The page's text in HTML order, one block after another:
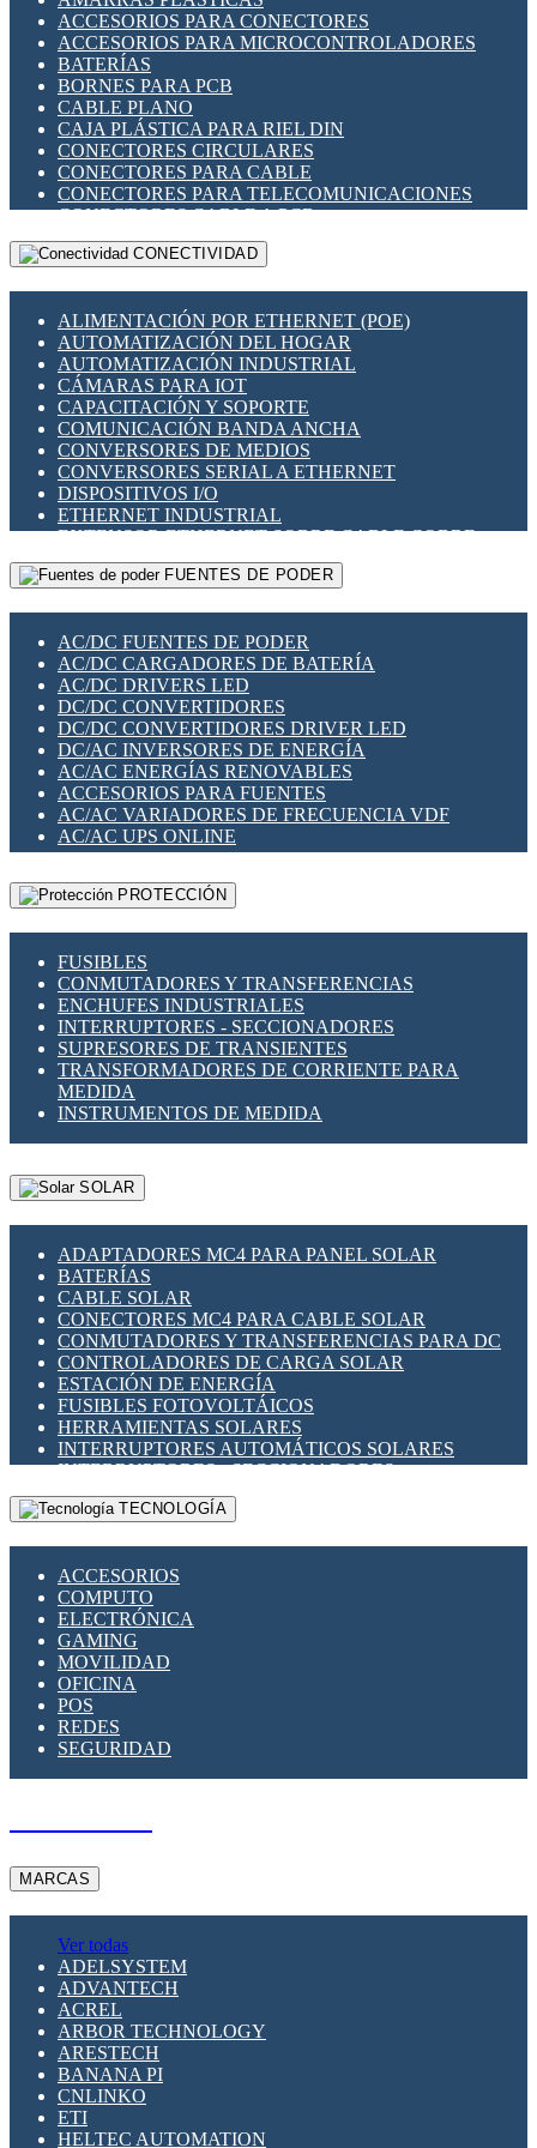
INDICADORES PARA PANEL
INTERFACES DE RELÉ
INTERRUPTORES FIN DE CARRERA
LLAVES CONMUTADORAS
MEDIDORES DE ENERGÍA Y TC'S DE CORRIENTE
MOTORES PASO A PASO
PANTALLAS HMI
PLC -CONTROLADORES LÓGICO PROGRAMABLES
PROGRAMADORES DE HORARIO
RELÉS DE PROTECCIÓN
SENSORES CAPACITIVOS
SENSORES INDUCTIVOS
TEMPORIZADORES
VARIACS
VARIADORES DE FRECUENCIA [VDF]
SECCIONADORES - INTERRUPTORES
MAQUINARIA
ACCESORIOS PARA CONECTORES
ACCESORIOS PARA MICROCONTROLADORES
BATERÍAS
BORNES PARA PCB
CABLE PLANO
CAJA PLÁSTICA PARA RIEL DIN
CONECTORES CIRCULARES
CONECTORES PARA CABLE
CONECTORES PARA TELECOMUNICACIONES
CONECTORES CABLE A PCB
CONECTORES PCB A CABLE
DIP SWITCHES
HERRAMIENTAS VARIAS
ILUMINACIÓN LED
INTERRUPTORES REED
INTERFACES DE RELÉ
OTROS RELÉS
PROTECCIÓN TÉRMICA
RELÉS AUTOMOTRICES
RELÉS DE SEÑAL
RELÉS DE ESTADO SÓLIDO SSR
RELÉS INDUSTRIALES
RELÉS MINIATURA DE POTENCIA
SENSORES MAGNÉTICOS
SWITCH Y MICROSWITCH
TARJETAS PI
UNIÓN Y DERIVACIÓN DE CABLE
CONECTIVIDAD
ALIMENTACIÓN POR ETHERNET (POE)
AUTOMATIZACIÓN DEL HOGAR
AUTOMATIZACIÓN INDUSTRIAL
CÁMARAS PARA IOT
CAPACITACIÓN Y SOPORTE
COMUNICACIÓN BANDA ANCHA
CONVERSORES DE MEDIOS
CONVERSORES SERIAL A ETHERNET
DISPOSITIVOS I/O
ETHERNET INDUSTRIAL
EXTENSOR ETHERNET SOBRE CABLE COBRE
GATEWAY LORAWAN
GESTIÓN DE REDES
PLACAS MODULARES IOT
SWITCHES Y REDES WIFI
SOLUCIONES IOT
SOLUCIONES LORAWAN
SOLUCIONES RED CELULAR
SEGURIDAD PARA REDES
SWITCHES LAN
TELEFONÍA IP (VOIP)
VIGILANCIA IP (CCTV)
MESHTASTIC
FUENTES DE PODER
AC/DC FUENTES DE PODER
AC/DC CARGADORES DE BATERÍA
AC/DC DRIVERS LED
DC/DC CONVERTIDORES
DC/DC CONVERTIDORES DRIVER LED
DC/AC INVERSORES DE ENERGÍA
AC/AC ENERGÍAS RENOVABLES
ACCESORIOS PARA FUENTES
AC/AC VARIADORES DE FRECUENCIA VDF
AC/AC UPS ONLINE
PROTECCIÓN
FUSIBLES
CONMUTADORES Y TRANSFERENCIAS
ENCHUFES INDUSTRIALES
INTERRUPTORES - SECCIONADORES
SUPRESORES DE TRANSIENTES
TRANSFORMADORES DE CORRIENTE PARA
MEDIDA
INSTRUMENTOS DE MEDIDA
SOLAR
ADAPTADORES MC4 PARA PANEL SOLAR
BATERÍAS
CABLE SOLAR
CONECTORES MC4 PARA CABLE SOLAR
CONMUTADORES Y TRANSFERENCIAS PARA DC
CONTROLADORES DE CARGA SOLAR
ESTACIÓN DE ENERGÍA
FUSIBLES FOTOVOLTÁICOS
HERRAMIENTAS SOLARES
INTERRUPTORES AUTOMÁTICOS SOLARES
INTERRUPTORES - SECCIONADORES
FOTOVOLTÁICOS
MONTAJE PANEL SOLAR
SUPRESOR DE TRANSIENTES SPDS PARA
APLICACIONES FOTOVOLTAICAS
TECNOLOGÍA
ACCESORIOS
COMPUTO
ELECTRÓNICA
GAMING
MOVILIDAD
OFICINA
POS
REDES
SEGURIDAD
MARCAS
Ver todas
ADELSYSTEM
ADVANTECH
ACREL
ARBOR TECHNOLOGY
ARESTECH
BANANA PI
CNLINKO
ETI
HELTEC AUTOMATION